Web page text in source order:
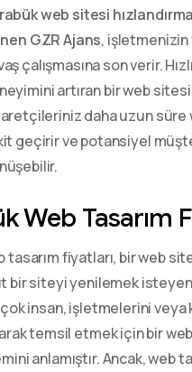
web sitesi
GZR Ajans,
çalışmasına son verir.
artıran bir web
daha uzun süre
geçirir ve potansiyel
Web Tasarım
tasarım fiyatları, bir web
bir siteyi yenilemek
insan, işletmelerini veya
temsil etmek için bir
anlamıştır. Ancak, web